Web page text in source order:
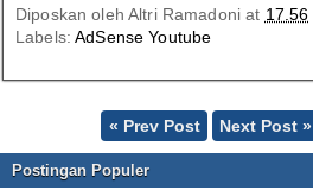
Diposkan oleh Altri Ramadoni at 17.56
Labels:AdSense Youtube
« Prev Post Next Post »
Postingan Populer